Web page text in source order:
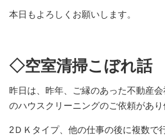
本日もよろしくお願いします。
◇空室清掃こぼれ話
昨日は、昨年、ご縁のあった不動産
のハウスクリーニングのご依頼があり
2ＤＫタイプ、他の仕事の後に複数で